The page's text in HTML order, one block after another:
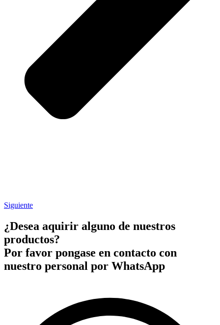
Siguiente
¿Desea aquirir alguno de nuestros
productos?
Por favor pongase en contacto con
nuestro personal por WhatsApp